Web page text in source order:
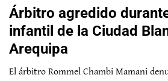
Árbitro agredido
infantil de la Ciudad
Arequipa
El árbitro Rommel Chambi Mamani